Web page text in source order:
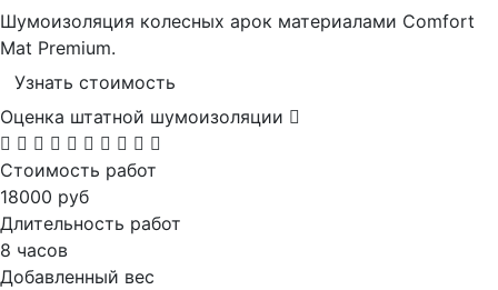
Шумоизоляция колесных арок материалами Comfort
Mat Premium .
Узнать стоимость
Оценка штатной шумоизоляции
Стоимость работ
18000 руб
Длительность работ
8 часов
Добавленный вес